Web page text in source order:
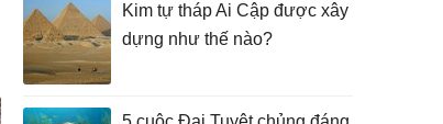
Kim tự tháp Ai Cập được xây
dựng như thế nào?